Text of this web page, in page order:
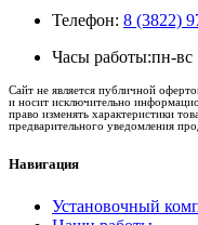
Телефон: 8 (3822)
Часы работы:пн-вс
Сайт не является публичной
и носит исключительно
право изменять характеристики
предварительного уведомления
Навигация
Установочный